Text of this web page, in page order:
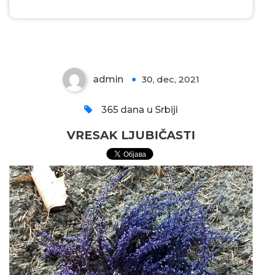
admin 30, dec, 2021
365 dana u Srbiji
VRESAK LJUBIČASTI